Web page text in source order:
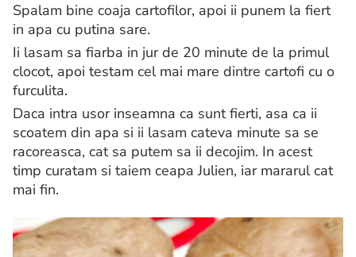
Spalam bine coaja cartofilor, apoi ii punem la fiert
in apa cu putina sare.
Ii lasam sa fiarba in jur de 20 minute de la primul
clocot, apoi testam cel mai mare dintre cartofi cu o
furculita.
Daca intra usor inseamna ca sunt fierti, asa ca ii
scoatem din apa si ii lasam cateva minute sa se
racoreasca, cat sa putem sa ii decojim. In acest
timp curatam si taiem ceapa Julien, iar mararul cat
mai fin.